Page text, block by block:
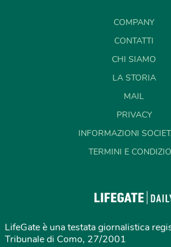
COMPANY
CONTATTI
CHI SIAMO
LA STORIA
MAIL
PRIVACY
INFORMAZIONI
TERMINI E
LifeGate è una testata giornalistica
Tribunale di Como, 27/2001